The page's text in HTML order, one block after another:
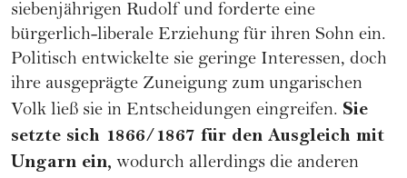
siebenjährigen Rudolf und forderte eine
bürgerlich-liberale Erziehung für ihren Sohn ein.
Politisch entwickelte sie geringe Interessen, doch
ihre ausgeprägte Zuneigung zum ungarischen
Volk ließ sie in Entscheidungen eingreifen. Sie
setzte sich 1866/1867 für den Ausgleich mit
Ungarn ein, wodurch allerdings die anderen